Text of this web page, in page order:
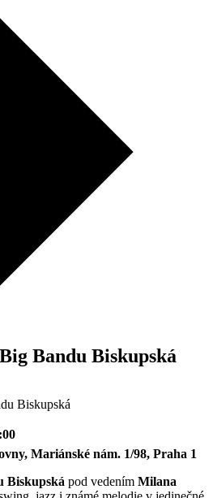
Bandu Biskupská
Mariánské nám. 1/98, Praha 1
Biskupská pod vedením Milana